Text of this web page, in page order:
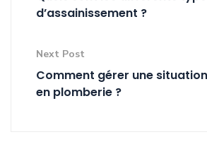
d’assainissement ?
Next Post
Comment gérer une
en plomberie ?